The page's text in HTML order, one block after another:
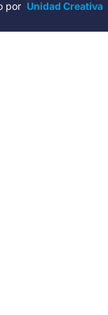
por Unidad Creativa